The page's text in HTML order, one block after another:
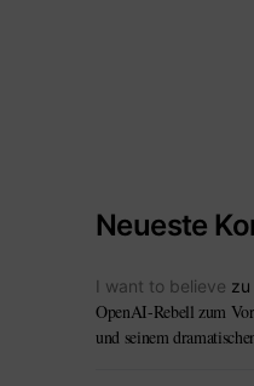
Neueste
I want to believe zu
OpenAI-Rebell zum
und seinem